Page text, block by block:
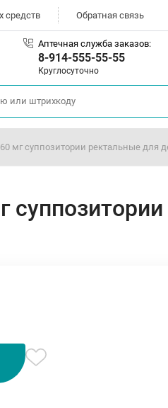
средств Обратная связь
Аптечная служба заказов:
8-914-555-55-55
Круглосуточно
мг суппозитории ректальные для